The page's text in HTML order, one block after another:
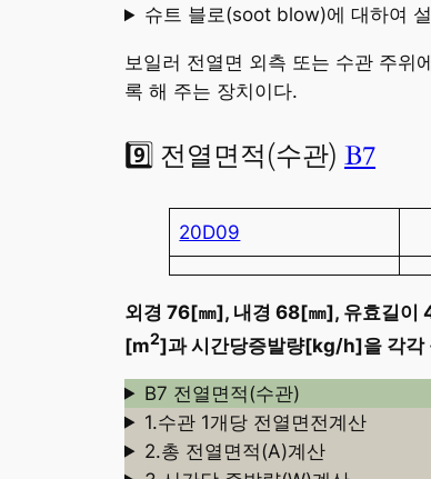
슈트 블로(soot blow)에 대하여
보일러 전열면 외측 또는 수관 주위
록 해 주는 장치이다.
9️⃣ 전열면적(수관) B7
20D09
외경 76[㎜], 내경 68[㎜], 유효길이
[m2]과 시간당증발량[kg/h]을 각각
B7 전열면적(수관)
1.수관 1개당 전열면전계산
2.총 전열면적(A)계산